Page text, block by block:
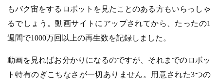
もバク宙をするロボットを見たことのある方もいらっしゃ
るでしょう。動画サイトにアップされてから、たったの1
週間で1000万回以上の再生数を記録しました。
動画を見ればお分かりになるのですが、それまでのロボッ
ト特有のぎこちなさが一切ありません。用意された3つの